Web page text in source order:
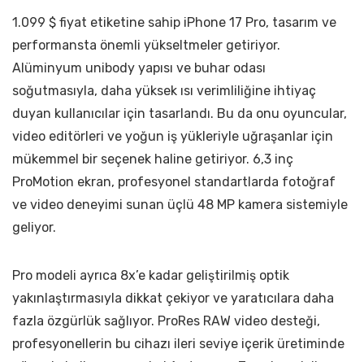
1.099 $ fiyat etiketine sahip iPhone 17 Pro, tasarım ve
performansta önemli yükseltmeler getiriyor.
Alüminyum unibody yapısı ve buhar odası
soğutmasıyla, daha yüksek ısı verimliliğine ihtiyaç
duyan kullanıcılar için tasarlandı. Bu da onu oyuncular,
video editörleri ve yoğun iş yükleriyle uğraşanlar için
mükemmel bir seçenek haline getiriyor. 6,3 inç
ProMotion ekran, profesyonel standartlarda fotoğraf
ve video deneyimi sunan üçlü 48 MP kamera sistemiyle
geliyor.
Pro modeli ayrıca 8x’e kadar geliştirilmiş optik
yakınlaştırmasıyla dikkat çekiyor ve yaratıcılara daha
fazla özgürlük sağlıyor. ProRes RAW video desteği,
profesyonellerin bu cihazı ileri seviye içerik üretiminde